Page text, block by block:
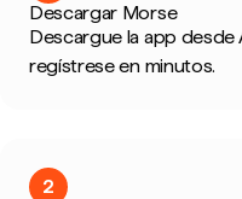
Descargar Morse
Descargue la app
regístrese en minutos.
2